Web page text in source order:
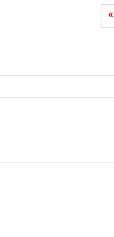
»